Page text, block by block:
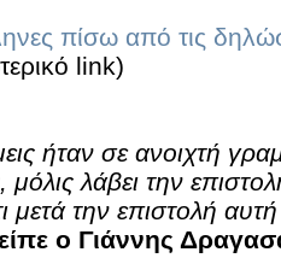
πίσω από τις
link)
ήταν σε ανοιχτή
μόλις λάβει την
μετά την επιστολή
ο Γιάννης